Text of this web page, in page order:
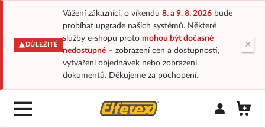
DŮLEŽITÉ
Vážení zákazníci, o víkendu 8. a 9. 8. 2026bude
probíhat upgrade našich systémů. Některé
služby e-shopu proto mohou být dočasně
nedostupné– zobrazení cen a dostupnosti,
vytváření objednávek nebo zobrazení
dokumentů. Děkujeme za pochopení.
×
Přihlásit/